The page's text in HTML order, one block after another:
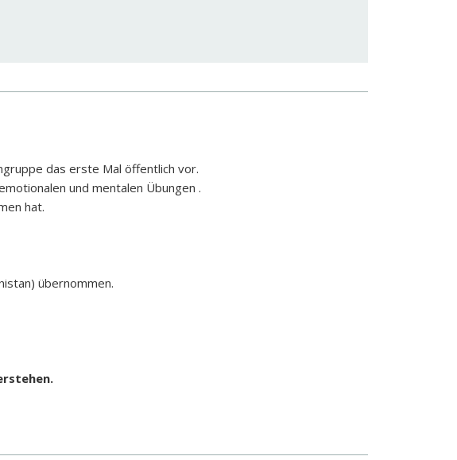
das erste Mal öffentlich vor.
und mentalen Übungen .
hat.
übernommen.